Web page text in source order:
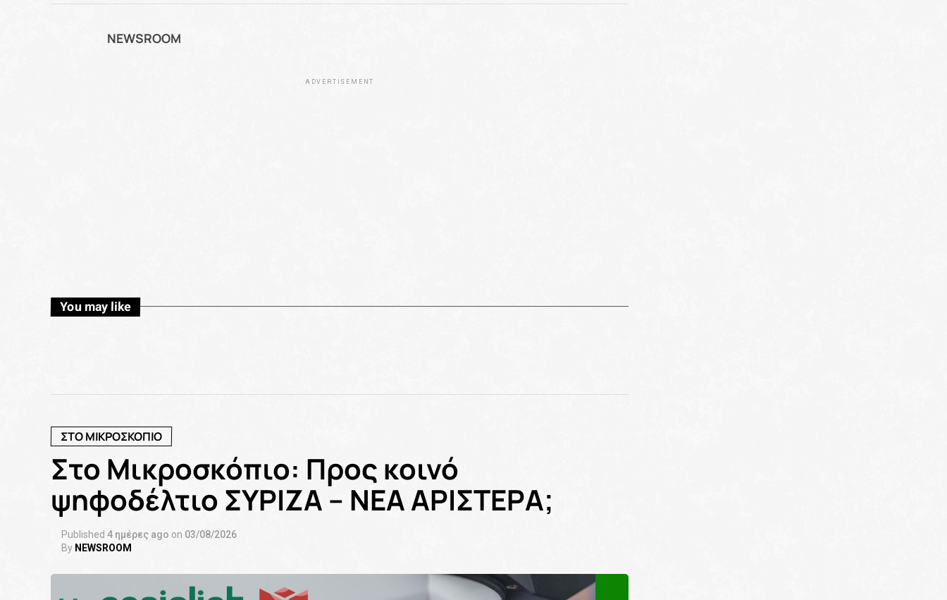
NEWSROOM
ADVERTISEMENT
You may like
ΣΤΟ ΜΙΚΡΟΣΚΟΠΙΟ
Στο Μικροσκόπιο: Προς κοινό
ψηφοδέλτιο ΣΥΡΙΖΑ – ΝΕΑ ΑΡΙΣΤΕΡΑ;
Published 4 ημέρες ago on 03/08/2026
By NEWSROOM